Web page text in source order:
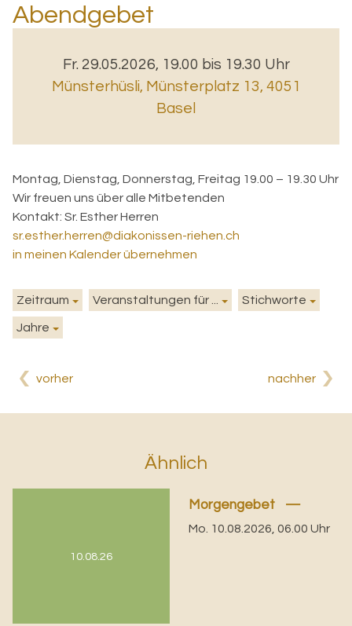
Abendgebet
Fr. 29.05.2026, 19.00 bis 19.30 Uhr
Münsterhüsli, Münsterplatz 13, 4051
Basel
Montag, Dienstag, Donnerstag, Freitag 19.00 – 19.30 Uhr
Wir freuen uns über alle Mitbetenden
Kontakt: Sr. Esther Herren
sr.esther.herren@diakonissen-riehen.ch
in meinen Kalender übernehmen
Zeitraum Veranstaltungen für ... Stichworte
Jahre
vorher nachher
Ähnlich
10.08.26
Morgengebet
Mo. 10.08.2026, 06.00 Uhr